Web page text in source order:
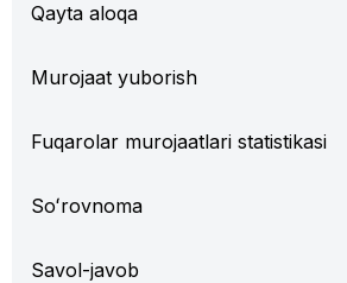
Qayta aloqa
Murojaat yuborish
Fuqarolar murojaatlari statistikasi
Soʻrovnoma
Savol-javob